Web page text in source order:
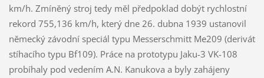
km/h. Zmíněný stroj tedy měl předpoklad dobýt rychlostní
rekord 755,136 km/h, který dne 26. dubna 1939 ustanovil
německý závodní speciál typu Messerschmitt Me209 (derivát
stíhacího typu Bf109). Práce na prototypu Jaku-3 VK-108
probíhaly pod vedením A.N. Kanukova a byly zahájeny